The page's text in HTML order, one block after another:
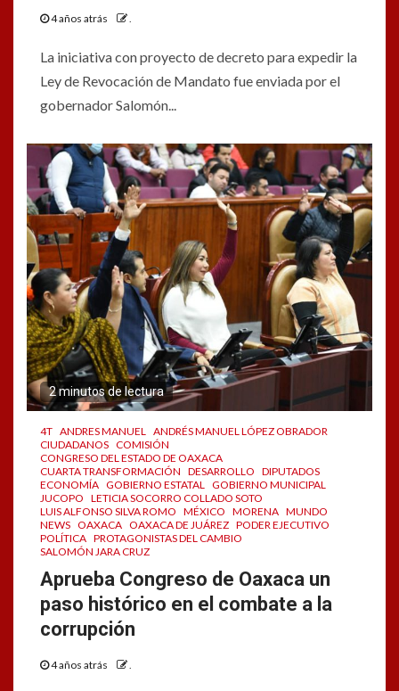
4 años atrás .
La iniciativa con proyecto de decreto para expedir la
Ley de Revocación de Mandato fue enviada por el
gobernador Salomón...
2 minutos de lectura
4T ANDRES MANUEL ANDRÉS MANUEL LÓPEZ OBRADOR
CIUDADANOS COMISIÓN
CONGRESO DEL ESTADO DE OAXACA
CUARTA TRANSFORMACIÓN DESARROLLO DIPUTADOS
ECONOMÍA GOBIERNO ESTATAL GOBIERNO MUNICIPAL
JUCOPO LETICIA SOCORRO COLLADO SOTO
LUIS ALFONSO SILVA ROMO MÉXICO MORENA MUNDO
NEWS OAXACA OAXACA DE JUÁREZ PODER EJECUTIVO
POLÍTICA PROTAGONISTAS DEL CAMBIO
SALOMÓN JARA CRUZ
Aprueba Congreso de Oaxaca un
paso histórico en el combate a la
corrupción
4 años atrás .